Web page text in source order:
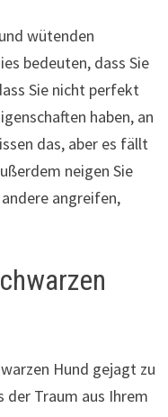
wütenden
bedeuten, dass Sie
Sie nicht perfekt
haben, an
das, aber es fällt
neigen Sie
angreifen,
Hund gejagt zu
der Traum aus Ihrem